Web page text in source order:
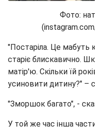
Фото:
"Постаріла. Це мабуть
старіє блискавично.
матір'ю. Скільки їй
усиновити дитину?" –
"Зморшок багато", -
У той же час інша